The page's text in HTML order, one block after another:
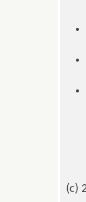
(c)